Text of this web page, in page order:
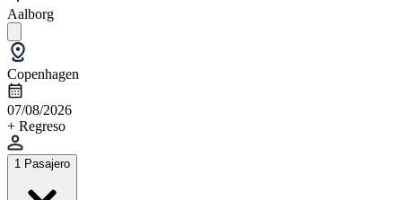
Aalborg
Copenhagen
07/08/2026
+ Regreso
1 Pasajero